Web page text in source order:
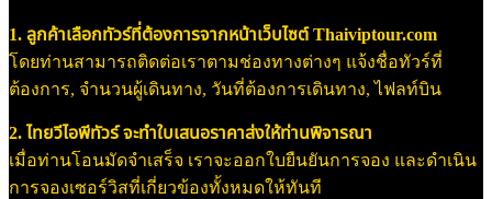
1. ลูกค้าเลือกทัวร์ที่ต้องการจากหน้าเว็บไซต์ Thaiviptour.com
โดยท่านสามารถติดต่อเราตามช่องทางต่างๆ แจ้งชื่อทัวร์ที่
ต้องการ, จำนวนผู้เดินทาง, วันที่ต้องการเดินทาง, ไฟลท์บิน
2. ไทยวีไอพีทัวร์ จะทำใบเสนอราคาส่งให้ท่านพิจารณา
เมื่อท่านโอนมัดจำเสร็จ เราจะออกใบยืนยันการจอง และดำเนิน
การจองเซอร์วิสที่เกี่ยวข้องทั้งหมดให้ทันที